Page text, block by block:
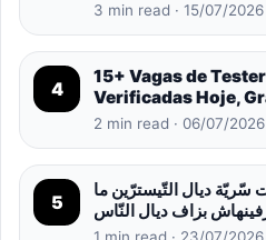
3 min read · 15/07/2026
4
15+ Vagas de
Verificadas Hoje,
2 min read · 06/07/2026
5
ديال التّيسترّين ما
بزاف ديال النّاس